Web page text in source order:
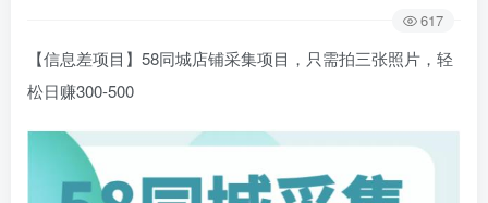
617
【信息差项目】 58同城店铺采集项目 ，只需拍三张照片，轻
松日赚300-500